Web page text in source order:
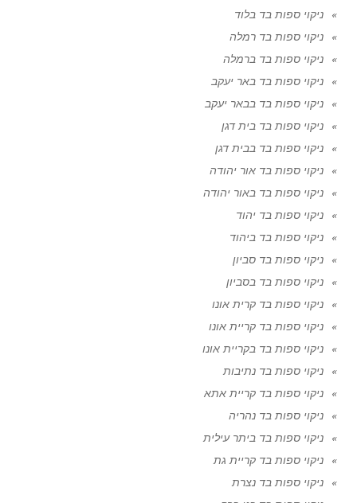
ניקוי ספות בד בלוד
ניקוי ספות בד רמלה
ניקוי ספות בד ברמלה
ניקוי ספות בד באר יעקב
ניקוי ספות בד בבאר יעקב
ניקוי ספות בד בית דגן
ניקוי ספות בד בבית דגן
ניקוי ספות בד אור יהודה
ניקוי ספות בד באור יהודה
ניקוי ספות בד יהוד
ניקוי ספות בד ביהוד
ניקוי ספות בד סביון
ניקוי ספות בד בסביון
ניקוי ספות בד קרית אונו
ניקוי ספות בד קריית אונו
ניקוי ספות בד בקריית אונו
ניקוי ספות בד נתיבות
ניקוי ספות בד קריית אתא
ניקוי ספות בד נהריה
ניקוי ספות בד ביתר עילית
ניקוי ספות בד קריית גת
ניקוי ספות בד נצרת